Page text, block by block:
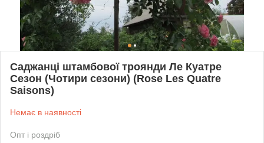
Саджанці штамбової троянди Ле Куатре
Сезон (Чотири сезони) (Rose Les Quatre
Saisons)
Немає в наявності
Опт і роздріб